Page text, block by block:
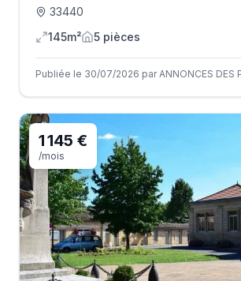
33440
145m²
5 pièces
Publiée le 30/07/2026 par ANNONCES DES
1 145 €
/mois